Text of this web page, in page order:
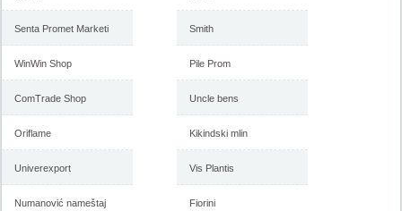
Senta Promet Marketi
WinWin Shop
ComTrade Shop
Oriflame
Univerexport
Numanović nameštaj
Smith
Pile Prom
Uncle bens
Kikindski mlin
Vis Plantis
Fiorini